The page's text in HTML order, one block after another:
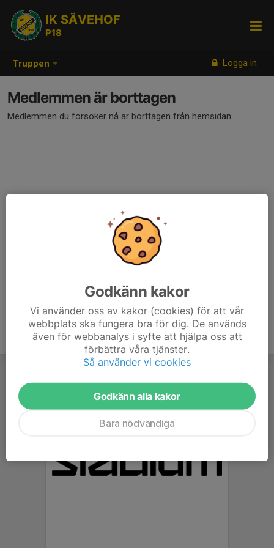
Truppen Logga in
IK SÄVEHOF
P18
Medlemmen är borttagen
Medlemmen du försöker nå är borttagen från hemsidan.
Godkänn kakor
Vi använder oss av kakor (cookies) för att vår
webbplats ska fungera bra för dig. De används
även för webbanalys i syfte att hjälpa oss att
förbättra våra tjänster.
Så använder vi cookies
Godkänn alla kakor
Bara nödvändiga